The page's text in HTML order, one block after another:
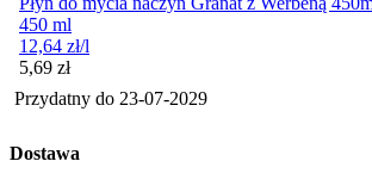
450 ml
12,64 zł/l
Cena
5,69 zł
Przydatny do 23-07-2029
Dostawa